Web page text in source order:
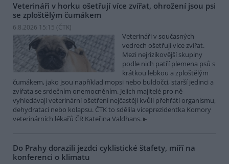
Veterináři v horku ošetřují více zvířat, ohrožení jsou psi
se zploštělým čumákem
6.8.2026 15:15 (ČTK)
Veterináři v současných
vedrech ošetřují více zvířat.
Mezi nejrizikovější skupiny
podle nich patří plemena psů s
krátkou lebkou a zploštělým
čumákem, jako jsou například mopsi nebo buldočci, starší jedinci a
zvířata se srdečním onemocněním. Jejich majitelé pro ně
vyhledávají veterinární ošetření nejčastěji kvůli přehřátí organismu,
dehydrataci nebo kolapsu. ČTK to sdělila viceprezidentka Komory
veterinárních lékařů ČR Kateřina Valdhans.
Do Prahy dorazili jezdci cyklistické štafety, míří na
konferenci o klimatu